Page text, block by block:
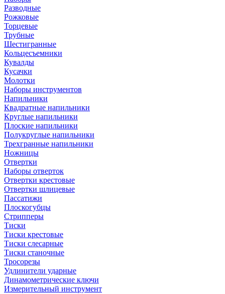
Разводные
Рожковые
Торцевые
Трубные
Шестигранные
Кольцесъемники
Кувалды
Кусачки
Молотки
Наборы инструментов
Напильники
Квадратные напильники
Круглые напильники
Плоские напильники
Полукруглые напильники
Трехгранные напильники
Ножницы
Отвертки
Наборы отверток
Отвертки крестовые
Отвертки шлицевые
Пассатижи
Плоскогубцы
Стрипперы
Тиски
Тиски крестовые
Тиски слесарные
Тиски станочные
Тросорезы
Удлинители ударные
Динамометрические ключи
Измерительный инструмент